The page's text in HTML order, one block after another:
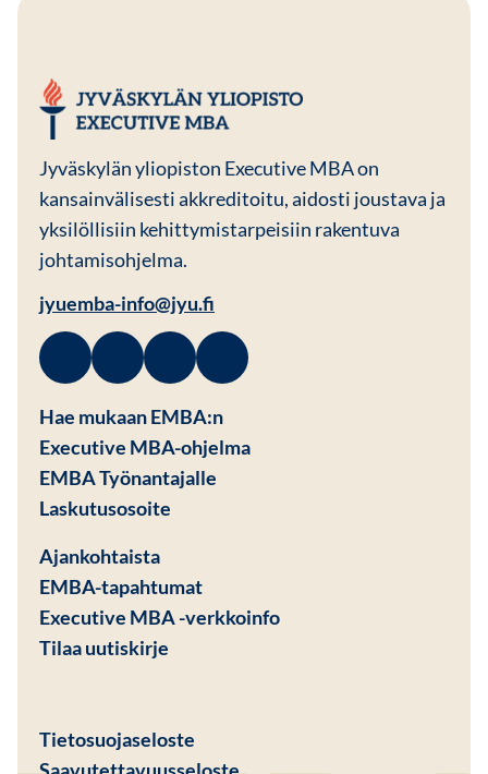
Jyväskylän yliopiston Executive MBA on
kansainvälisesti akkreditoitu, aidosti joustava ja
yksilöllisiin kehittymistarpeisiin rakentuva
johtamisohjelma.
jyuemba-info@jyu.fi
Facebook
Avautuu uuteen ikkunaan
Linkedin
Avautuu uuteen ikkunaan
Instagram
Avautuu uuteen ikkunaan
Youtube
Avautuu uuteen ikkunaan
Hae mukaan EMBA:n
Executive MBA-ohjelma
EMBA Työnantajalle
Laskutusosoite
Ajankohtaista
EMBA-tapahtumat
Executive MBA -verkkoinfo
Tilaa uutiskirje
Tietosuojaseloste